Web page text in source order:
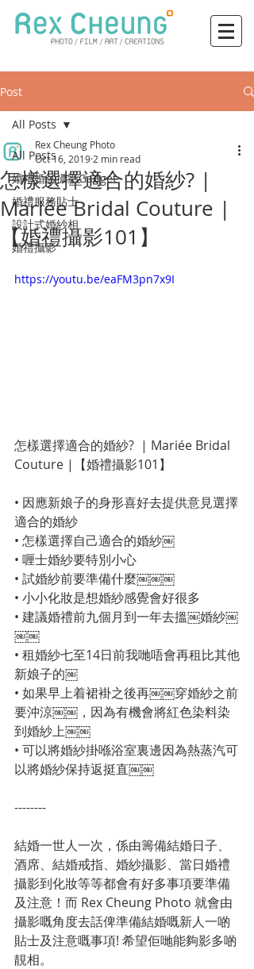
Post
All Posts
婚禮婚紗攝影Gadget
婚禮服務貼士
設計式婚紗相
婚禮攝影
All Posts
怎樣選擇適合的婚紗? |
Mariée Bridal Couture |
【婚禮攝影101】
Rex Cheung Photo
Oct 16, 2019 2 min read
https://youtu.be/eaFM3pn7x9I
怎樣選擇適合的婚紗?  | Mariée Bridal
Couture |【婚禮攝影101】
• 因應新娘子的身形喜好去提供意見選擇
適合的婚紗
• 怎樣選擇自己適合的婚紗￼
• 喱士婚紗要特別小心
• 試婚紗前要準備什麼￼￼￼
• 小小化妝是想婚紗感覺會好很多
• 建議婚禮前九個月到一年去搵￼婚紗￼
￼￼
• 租婚紗七至14日前我哋唔會再租比其他
新娘子的￼
• 如果早上着裙褂之後再￼￼穿婚紗之前
要沖涼￼￼，因為有機會將紅色染料染
到婚紗上￼￼
• 可以將婚紗掛喺浴室裏邊因為熱蒸汽可
以將婚紗保持返挺直￼￼
--------
結婚一世人一次，係由籌備結婚日子、
酒席、結婚戒指、婚紗攝影、當日婚禮
攝影到化妝等等都會有好多事項要準備
及注意！而 Rex Cheung Photo 就會由
攝影嘅角度去話俾準備結婚嘅新人一啲
貼士及注意嘅事項! 希望佢哋能夠影多啲
靚相。